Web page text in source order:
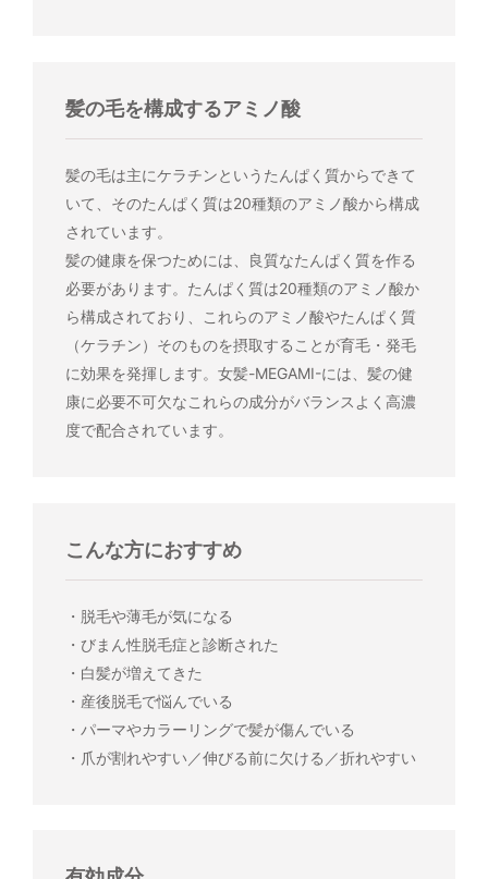
髪の毛を構成するアミノ酸
髪の毛は主にケラチンというたんぱく質からできて
いて、そのたんぱく質は20種類のアミノ酸から構成
されています。
髪の健康を保つためには、良質なたんぱく質を作る
必要があります。たんぱく質は20種類のアミノ酸か
ら構成されており、これらのアミノ酸やたんぱく質
（ケラチン）そのものを摂取することが育毛・発毛
に効果を発揮します。女髪-MEGAMI-には、髪の健
康に必要不可欠なこれらの成分がバランスよく高濃
度で配合されています。
こんな方におすすめ
・脱毛や薄毛が気になる
・びまん性脱毛症と診断された
・白髪が増えてきた
・産後脱毛で悩んでいる
・パーマやカラーリングで髪が傷んでいる
・爪が割れやすい／伸びる前に欠ける／折れやすい